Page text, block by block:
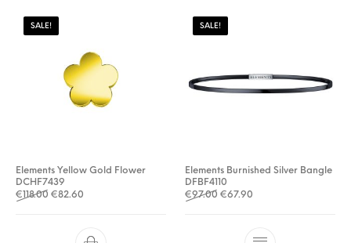
SALE!
Elements Yellow Gold Flower
DCHF7439
€118.00 Oorspronkelijke prijs was: €118.00.
€82.60 Huidige prijs is: €82.60.
SALE!
Elements Burnished Silver Bangle
DFBF4110
€97.00 Oorspronkelijke prijs was:
€67.90